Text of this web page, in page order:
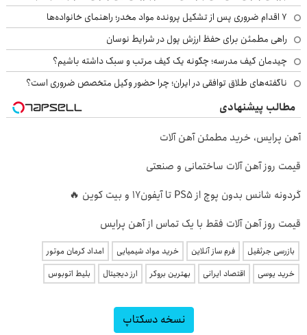
۷ اقدام ضروری پس از تشکیل پرونده مواد مخدر؛ راهنمای خانواده‌ها
راهی مطمئن برای حفظ ارزش پول در شرایط نوسان
چیدمان کیف مدرسه؛ چگونه یک کیف مرتب و سبک داشته باشیم؟
ناگفته‌های طلاق توافقی در ایران؛ چرا حضور وکیل متخصص ضروری است؟
مطالب پیشنهادی
آهن پرایس، خرید مطمئن آهن آلات
قیمت روز آهن آلات ساختمانی و صنعتی
گردونه شانس بدون پوچ از PS5 تا آیفون17 و بیت کوین 🔥
قیمت روز آهن آلات فقط با یک تماس از آهن پرایس
بازرسی جرثقیل فرم ساز آنلاین خرید مواد شیمیایی
امداد کرمان موتور
خرید یوسی
اقتصاد ایرانی بهترین بروکر ارز دیجیتال بلیط اتوبوس
نسخه دسکتاپ